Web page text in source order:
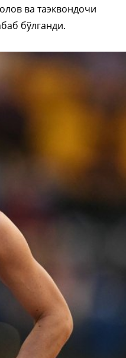
ва таэквондочи
бўлганди.